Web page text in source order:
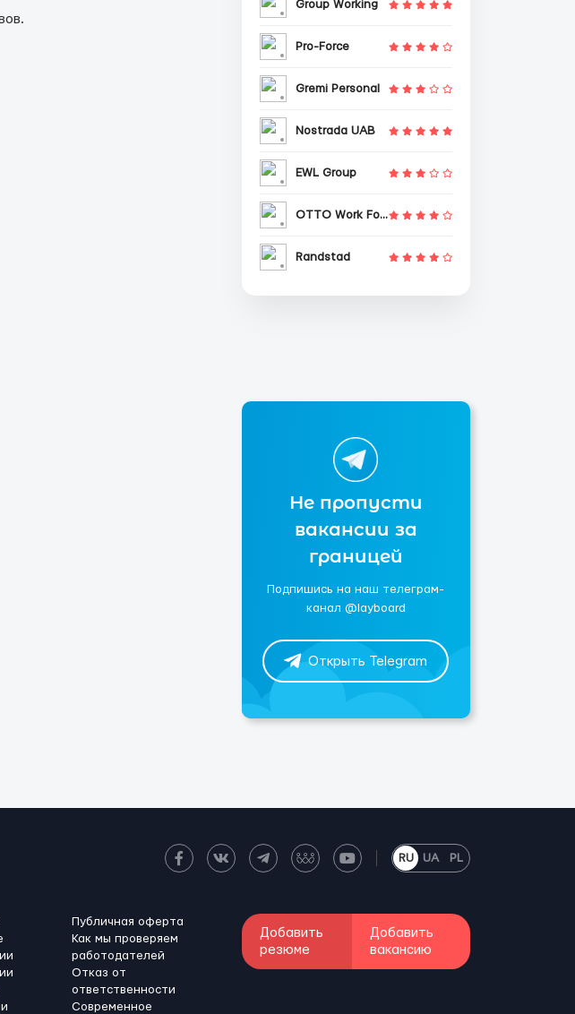
Group Working
Pro-Force
Gremi Personal
Nostrada UAB
EWL Group
OTTO Work Force
Randstad
Не пропусти
вакансии за
границей
Подпишись на наш телеграм-
канал @layboard
Открыть Telegram
RU UA PL
Публичная оферта
Как мы проверяем
работодателей
Отказ от
ответственности
Современное
Добавить
резюме
Добавить
вакансию